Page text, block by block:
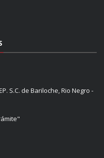
S.C. de Bariloche, Rio Negro -